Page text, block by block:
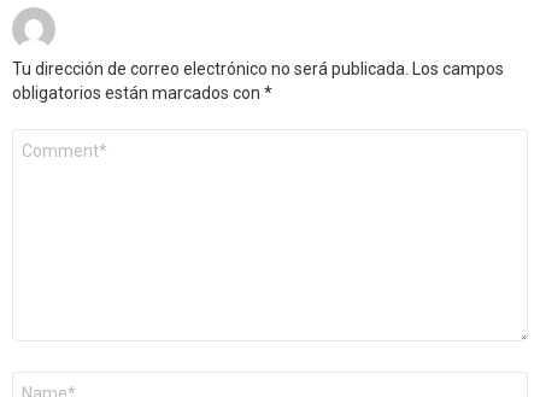
Tu dirección de correo electrónico no será publicada.
Los campos
obligatorios están marcados con *